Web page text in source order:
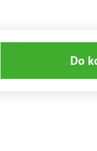
Do